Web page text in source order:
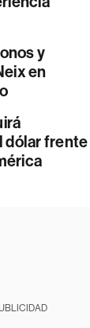
y
en
dólar frente